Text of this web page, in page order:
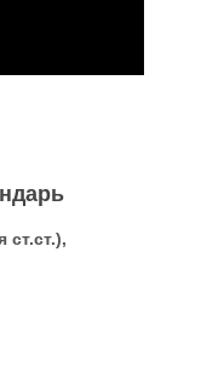
ст.ст.),